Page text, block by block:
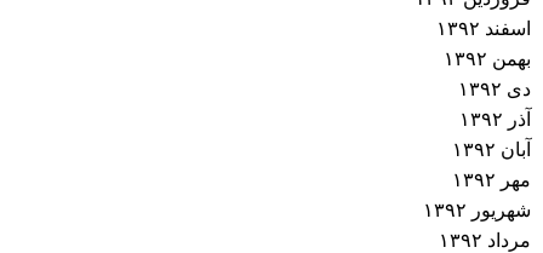
اسفند ۱۳۹۲
بهمن ۱۳۹۲
دی ۱۳۹۲
آذر ۱۳۹۲
آبان ۱۳۹۲
مهر ۱۳۹۲
شهریور ۱۳۹۲
مرداد ۱۳۹۲